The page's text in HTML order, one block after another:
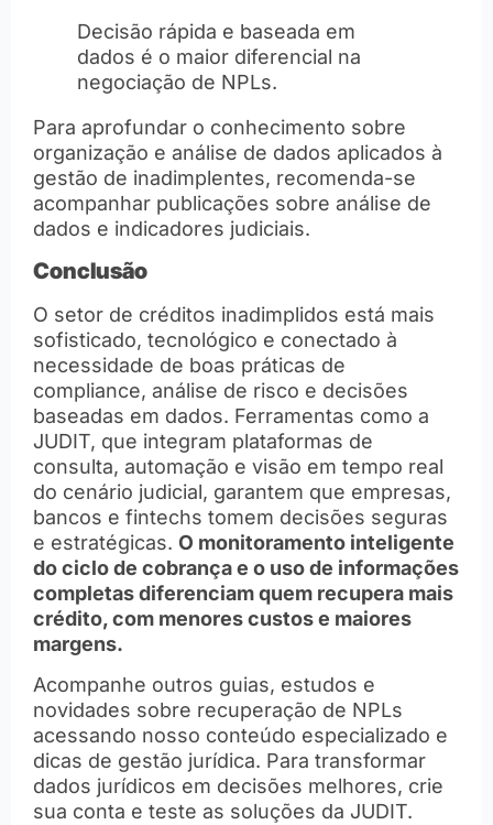
Decisão rápida e baseada em
dados é o maior diferencial na
negociação de NPLs.
Para aprofundar o conhecimento sobre
organização e análise de dados aplicados à
gestão de inadimplentes, recomenda-se
acompanhar publicações sobre análise de
dados e indicadores judiciais.
Conclusão
O setor de créditos inadimplidos está mais
sofisticado, tecnológico e conectado à
necessidade de boas práticas de
compliance, análise de risco e decisões
baseadas em dados. Ferramentas como a
JUDIT, que integram plataformas de
consulta, automação e visão em tempo real
do cenário judicial, garantem que empresas,
bancos e fintechs tomem decisões seguras
e estratégicas. O monitoramento inteligente
do ciclo de cobrança e o uso de informações
completas diferenciam quem recupera mais
crédito, com menores custos e maiores
margens.
Acompanhe outros guias, estudos e
novidades sobre recuperação de NPLs
acessando nosso conteúdo especializado e
dicas de gestão jurídica. Para transformar
dados jurídicos em decisões melhores, crie
sua conta e teste as soluções da JUDIT.